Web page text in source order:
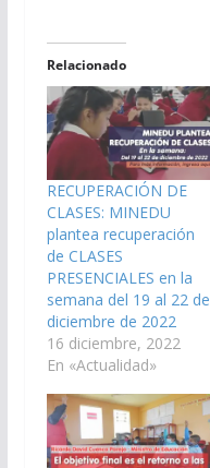
Relacionado
RECUPERACIÓN DE
CLASES: MINEDU
plantea recuperación
de CLASES
PRESENCIALES en la
semana del 19 al 22 de
diciembre de 2022
16 diciembre, 2022
En «Actualidad»